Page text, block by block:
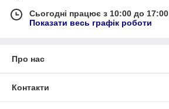
Сьогодні працює з 10:00 до 17:00
Показати весь графік роботи
Про нас
Контакти